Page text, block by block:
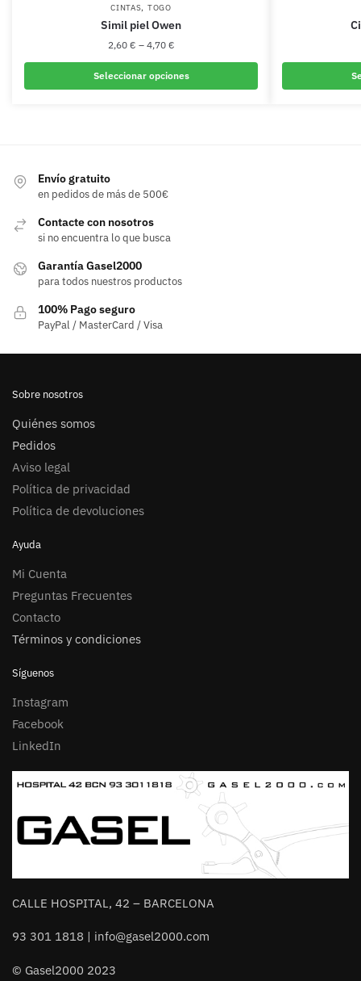
CINTAS, TOGO
Simil piel Owen
2,60 € – 4,70 €
Seleccionar opciones
Las
se
elegir
página
de
Envío gratuito
en pedidos de más de 500€
Contacte con nosotros
si no encuentra lo que busca
Garantía Gasel2000
para todos nuestros productos
100% Pago seguro
PayPal / MasterCard / Visa
Sobre nosotros
Quiénes somos
Pedidos
Aviso legal
Política de privacidad
Política de devoluciones
Ayuda
Mi Cuenta
Preguntas Frecuentes
Contacto
Términos y condiciones
Síguenos
Instagram
Facebook
LinkedIn
CALLE HOSPITAL, 42 – BARCELONA
93 301 1818 | info@gasel2000.com
© Gasel2000 2023